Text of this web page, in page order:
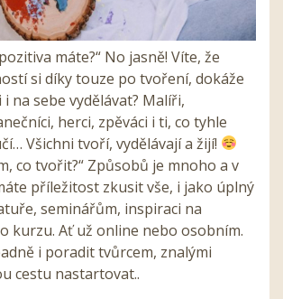
máte?“ No jasně! Víte, že
si díky touze po tvoření, dokáže
na sebe vydělávat? Malíři,
herci, zpěváci i ti, co tyhle
Všichni tvoří, vydělávají a žijí!
co tvořit?“ Způsobů je mnoho a v
příležitost zkusit vše, i jako úplný
seminářům, inspiraci na
kurzu. Ať už online nebo osobním.
i poradit tvůrcem, znalými
cestu nastartovat..